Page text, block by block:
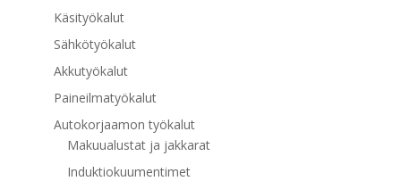
Käsityökalut
Sähkötyökalut
Akkutyökalut
Paineilmatyökalut
Autokorjaamon työkalut
Makuualustat ja jakkarat
Induktiokuumentimet